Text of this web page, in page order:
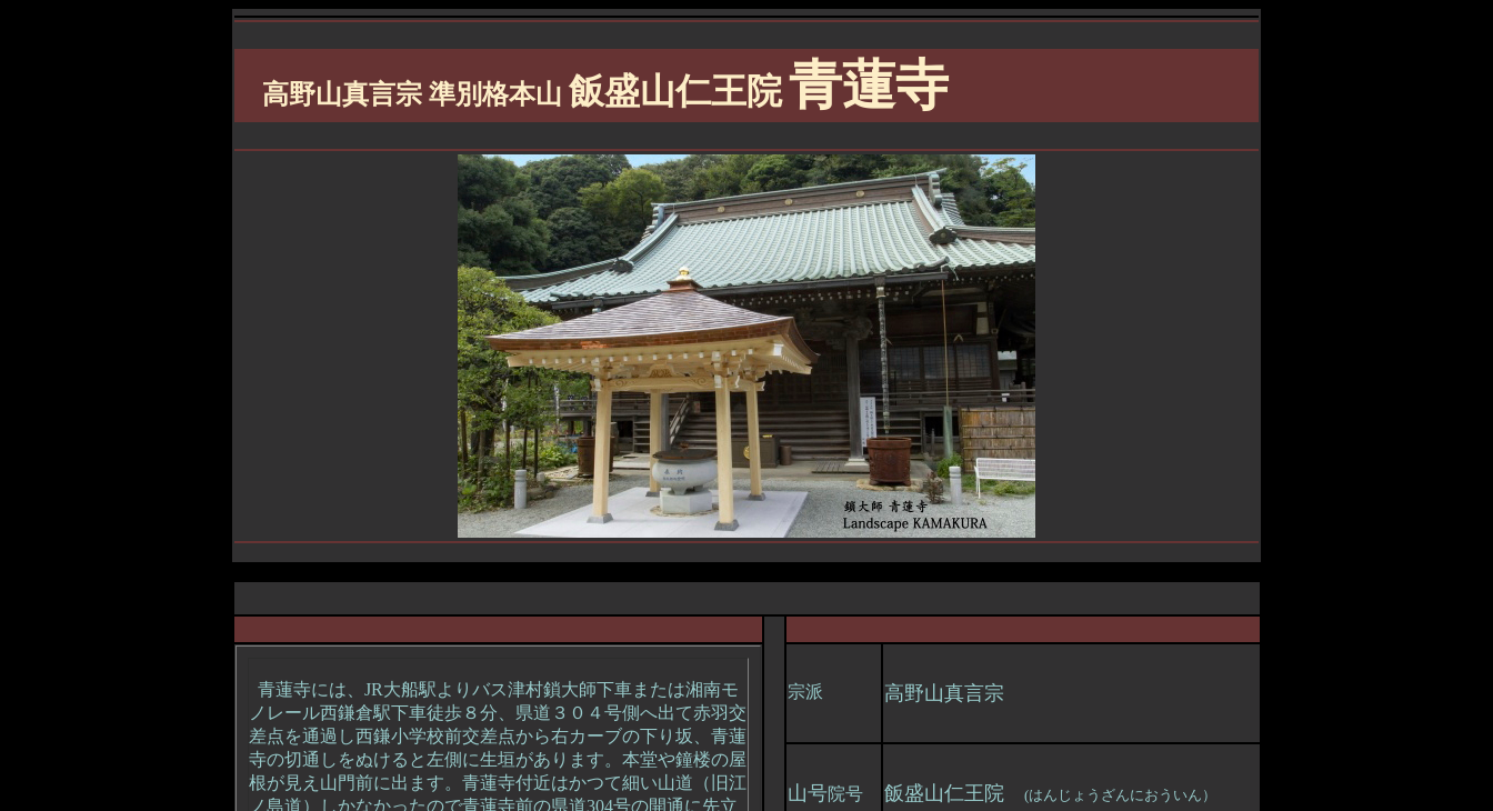
高野山真言宗 準別格本山 飯盛山仁王院青蓮寺
青蓮寺には、JR大船駅よりバス津村鎖大師下車または湘南モ
ノレール西鎌倉駅下車徒歩８分、県道３０４号側へ出て赤羽交
差点を通過し西鎌小学校前交差点から右カーブの下り坂、青蓮
寺の切通しをぬけると左側に生垣があります。本堂や鐘楼の屋
根が見え山門前に出ます。青蓮寺付近はかつて細い山道（旧江
ノ島道）しかなかったので青蓮寺前の県道304号の開通に先立
宗派 高野山真言宗
山号院号 飯盛山仁王院 (はんじょうざんにおういん）